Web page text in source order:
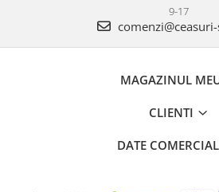
9-17
MAGAZINUL
CLIENTI
DATE